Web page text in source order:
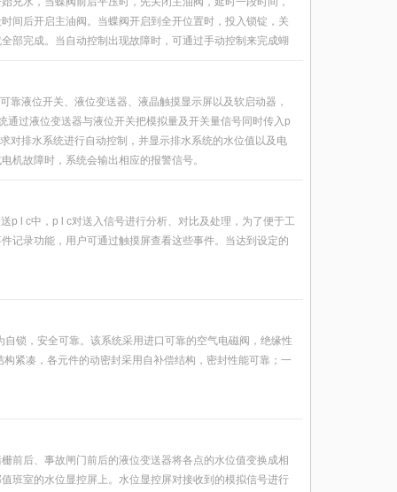
间后开启主油阀。当蝶阀开启到全开位置时，投入锁锭，关
部完成。当自动控制出现故障时，可通过手动控制来完成蝴
靠液位开关、液位变送器、液晶触摸显示屏以及软启动器，
通过液位变送器与液位开关把模拟量及开关量信号同时传入p
对排水系统进行自动控制，并显示排水系统的水位值以及电
机故障时，系统会输出相应的报警信号。
p l c中，p l c对送入信号进行分析、对比及处理，为了便于工
记录功能，用户可通过触摸屏查看这些事件。当达到设定的
锁，安全可靠。该系统采用进口可靠的空气电磁阀，绝缘性
紧凑，各元件的动密封采用自补偿结构，密封性能可靠；一
前后、事故闸门前后的液位变送器将各点的水位值变换成相
班室的水位显控屏上。水位显控屏对接收到的模拟信号进行